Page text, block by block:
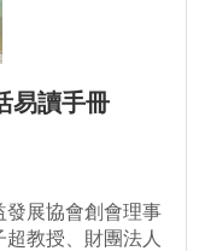
易讀手冊
發展協會創會理事
教授、財團法人